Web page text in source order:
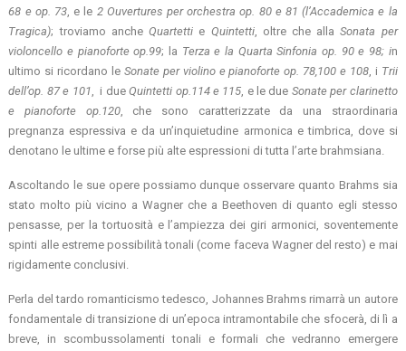
68 e op. 73, e le 2 Ouvertures per orchestra op. 80 e 81 (l’Accademica e la
Tragica); troviamo ancheQuartetti e Quintetti, oltre che allaSonata per
violoncello e pianoforte op.99; la Terza e la Quarta Sinfonia op. 90 e 98; in
ultimo si ricordano le Sonate per violino e pianoforte op. 78,100 e 108, i Trii
dell’op. 87 e 101, i dueQuintetti op.114 e 115, e le due Sonate per clarinetto
e pianoforte op.120, che sono caratterizzate da una straordinaria
pregnanza espressiva e da un’inquietudine armonica e timbrica, dove si
denotano le ultime e forse più alte espressioni di tutta l’arte brahmsiana.
Ascoltando le sue opere possiamo dunque osservare quanto Brahms sia
stato molto più vicino a Wagner che a Beethoven di quanto egli stesso
pensasse, per la tortuosità e l’ampiezza dei giri armonici, soventemente
spinti alle estreme possibilità tonali (come faceva Wagner del resto) e mai
rigidamente conclusivi.
Perla del tardo romanticismo tedesco, Johannes Brahms rimarrà un autore
fondamentale di transizione di un’epoca intramontabile che sfocerà, di lì a
breve, in scombussolamenti tonali e formali che vedranno emergere